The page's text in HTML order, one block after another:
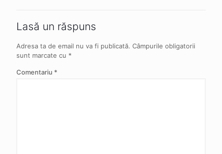
Lasă un răspuns
Adresa ta de email nu va fi publicată. Câmpurile obligatorii
sunt marcate cu *
Comentariu *